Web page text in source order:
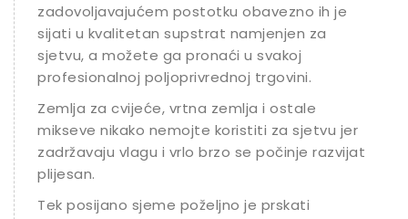
zadovoljavajućem postotku obavezno ih je
sijati u kvalitetan supstrat namjenjen za
sjetvu, a možete ga pronaći u svakoj
profesionalnoj poljoprivrednoj trgovini.
Zemlja za cvijeće, vrtna zemlja i ostale
mikseve nikako nemojte koristiti za sjetvu jer
zadržavaju vlagu i vrlo brzo se počinje razvijati
plijesan.
Tek posijano sjeme poželjno je prskati